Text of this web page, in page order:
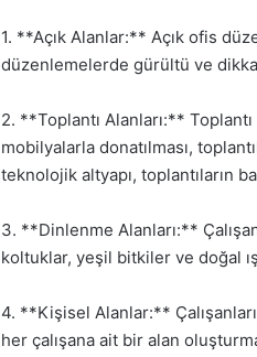
1. **Açık Alanlar:** Açık ofis
düzenlemelerde gürültü ve
2. **Toplantı Alanları:**
mobilyalarla donatılması,
teknolojik altyapı, toplantıların
3. **Dinlenme Alanları:**
koltuklar, yeşil bitkiler ve doğal
4. **Kişisel Alanlar:**
her çalışana ait bir alan